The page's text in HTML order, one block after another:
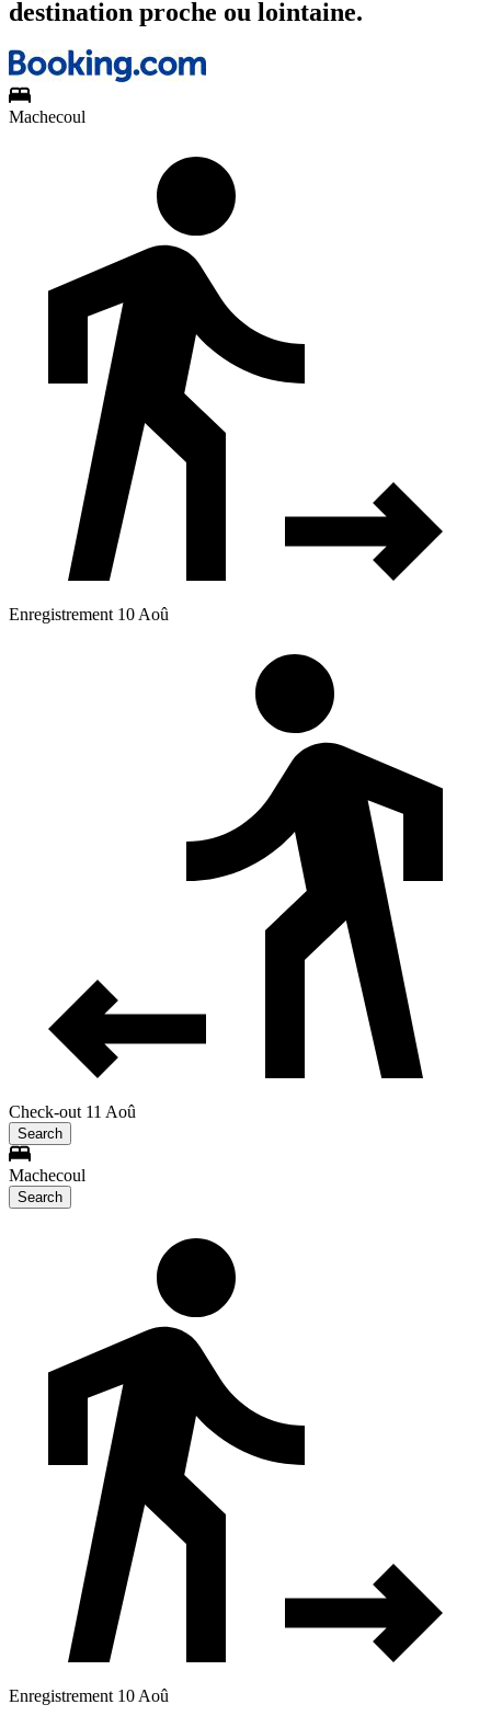
destination proche ou lointaine.
Machecoul
Enregistrement 10 Aoû
Check-out 11 Aoû
Search
Machecoul
Search
Enregistrement 10 Aoû